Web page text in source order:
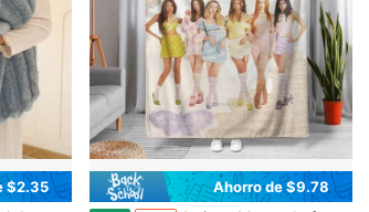
$2.35 Ahorro de $9.78